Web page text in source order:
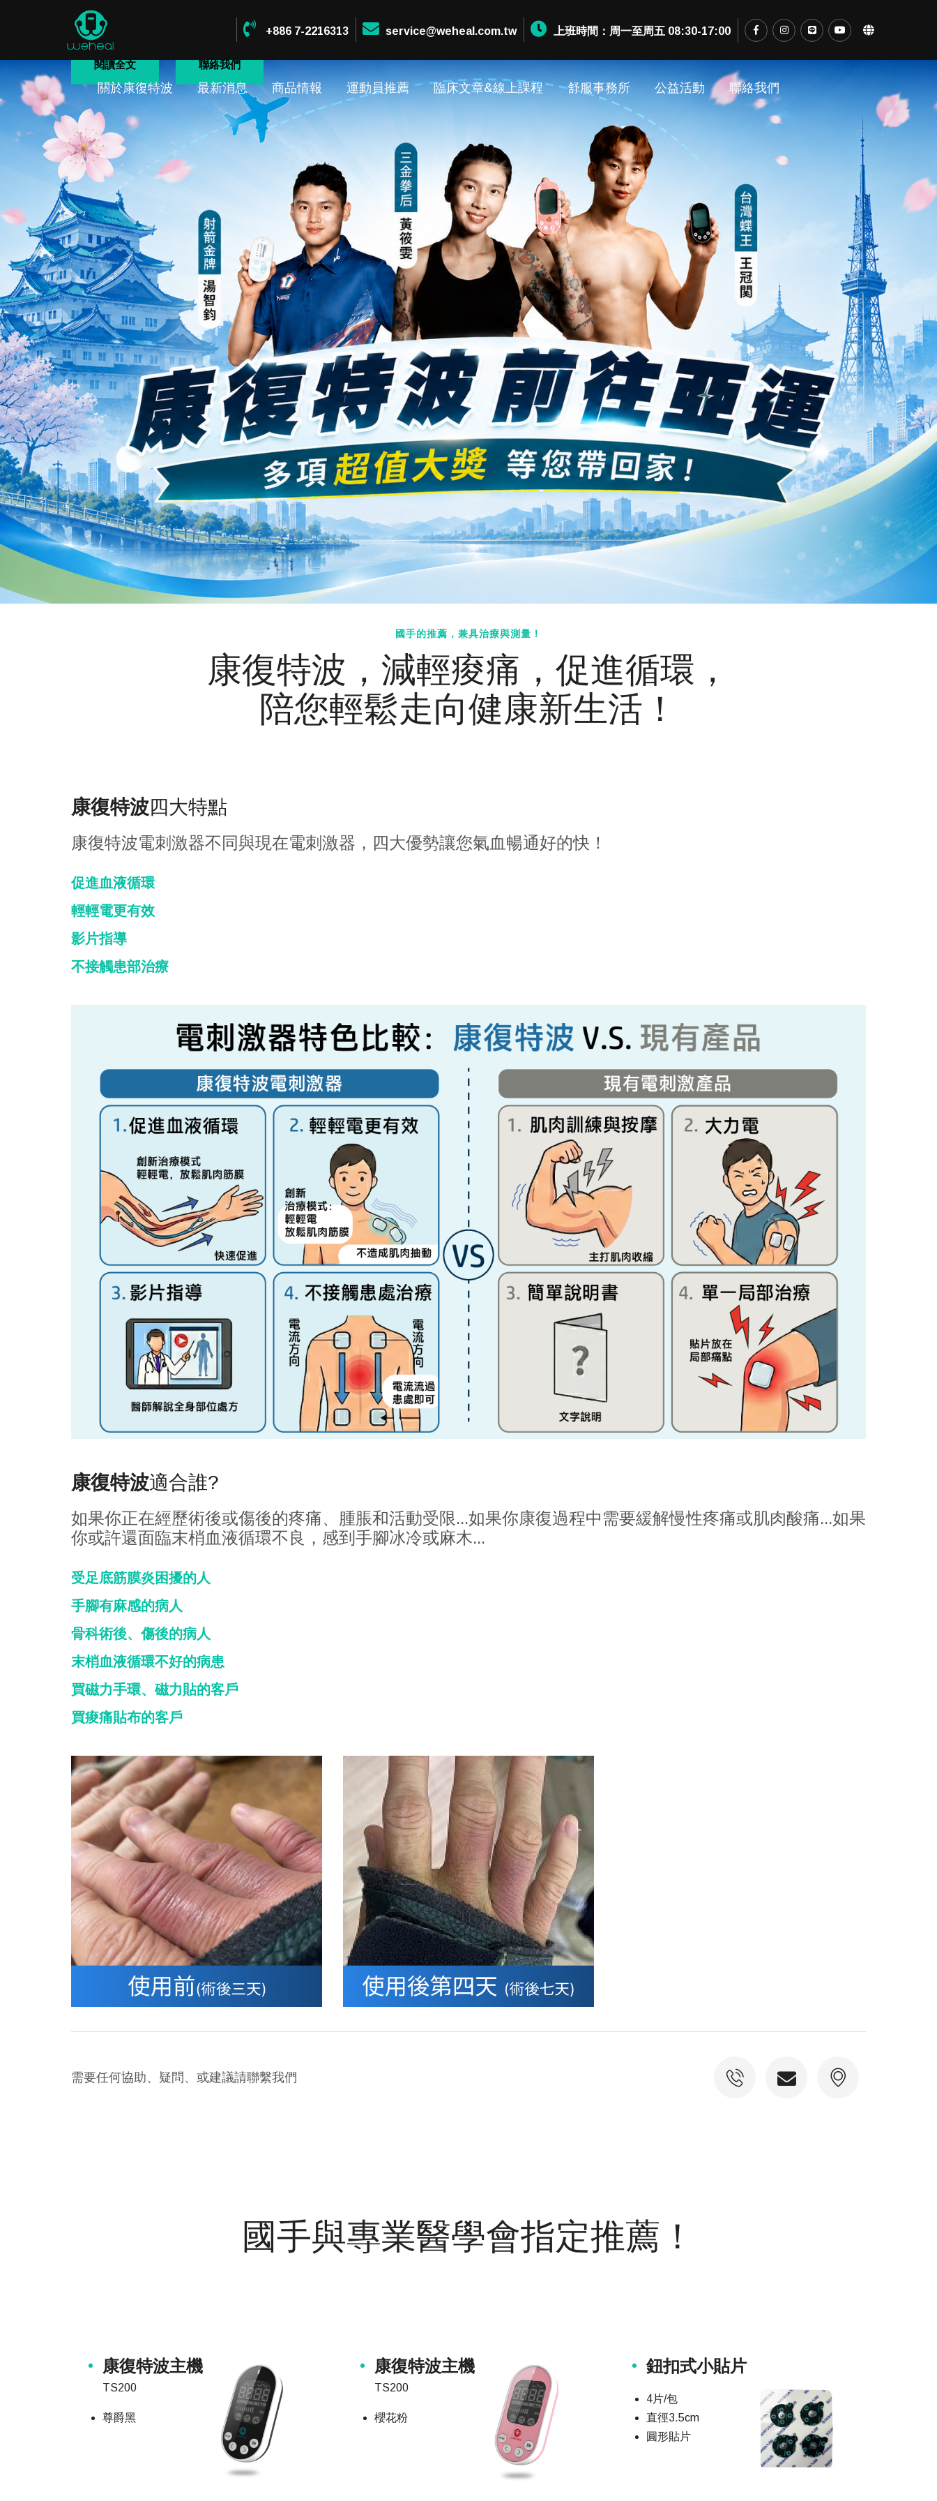
+886 7-2216313 service@weheal.com.tw 上班時間：周一至周五 08:30-17:00
關於康復特波 最新消息 商品情報 運動員推薦 臨床文章&線上課程 舒服事務所 公益活動 聯絡我們
閱讀全文 聯絡我們
國手的推薦，兼具治療與測量！
康復特波，減輕痠痛，促進循環，
陪您輕鬆走向健康新生活！
康復特波四大特點
康復特波電刺激器不同與現在電刺激器，四大優勢讓您氣血暢通好的快！
促進血液循環
輕輕電更有效
影片指導
不接觸患部治療
康復特波適合誰?
如果你正在經歷術後或傷後的疼痛、腫脹和活動受限...如果你康復過程中需要緩解慢性疼痛或肌肉酸痛...如果
你或許還面臨末梢血液循環不良，感到手腳冰冷或麻木...
受足底筋膜炎困擾的人
手腳有麻感的病人
骨科術後、傷後的病人
末梢血液循環不好的病患
買磁力手環、磁力貼的客戶
買痠痛貼布的客戶
需要任何協助、疑問、或建議請聯繫我們
國手與專業醫學會指定推薦！
康復特波主機
TS200
尊爵黑
康復特波主機
TS200
櫻花粉
鈕扣式小貼片
4片/包
直徑3.5cm
圓形貼片